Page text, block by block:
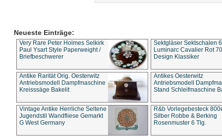
Neueste Einträge:
Very Rare Peter Holmes Selkirk
Paul Ysart Style Paperweight /
Briefbeschwerer
Sektgläser Sektschalen
Luminarc Cavalier Rot
Design Klassiker
Antike Rarität Orig. Oesterwitz
Antriebsmodell Dampfmaschine
Kreisssäge Bakelit
Antikes Oesterwitz
Antriebsmodell
Stand Schleifmaschine
Vintage Antike Herrliche Seltene
Jugendstil Wandfliese Gemarkt
G West Germany
R&b Vorlegebesteck
Silber Robbe & Berking
Rosenmuster 6 Tlg.